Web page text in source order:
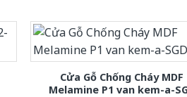
Cửa Gỗ Chống Cháy MDF
Melamine P1 van kem-a-